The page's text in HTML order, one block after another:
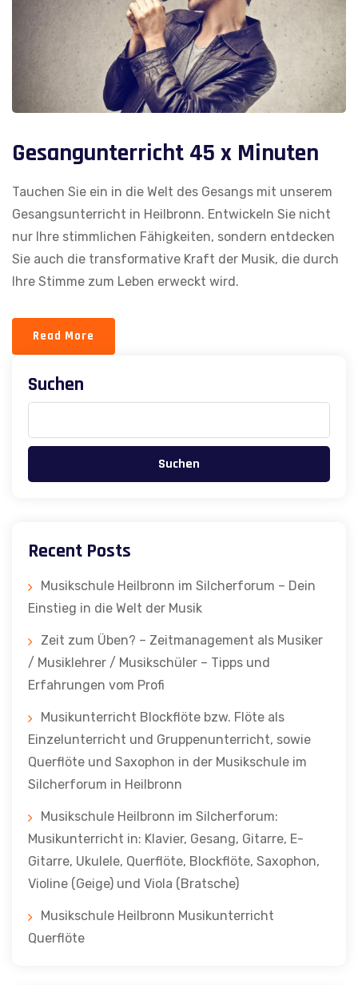
Gesangunterricht 45 x Minuten
Tauchen Sie ein in die Welt des Gesangs mit unserem
Gesangsunterricht in Heilbronn. Entwickeln Sie nicht
nur Ihre stimmlichen Fähigkeiten, sondern entdecken
Sie auch die transformative Kraft der Musik, die durch
Ihre Stimme zum Leben erweckt wird.
Read More
Suchen
Suchen
Recent Posts
Musikschule Heilbronn im Silcherforum – Dein
Einstieg in die Welt der Musik
Zeit zum Üben? – Zeitmanagement als Musiker
/ Musiklehrer / Musikschüler – Tipps und
Erfahrungen vom Profi
Musikunterricht Blockflöte bzw. Flöte als
Einzelunterricht und Gruppenunterricht, sowie
Querflöte und Saxophon in der Musikschule im
Silcherforum in Heilbronn
Musikschule Heilbronn im Silcherforum:
Musikunterricht in: Klavier, Gesang, Gitarre, E-
Gitarre, Ukulele, Querflöte, Blockflöte, Saxophon,
Violine (Geige) und Viola (Bratsche)
Musikschule Heilbronn Musikunterricht
Querflöte